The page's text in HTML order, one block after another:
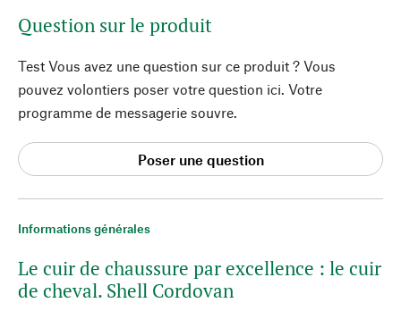
Informations générales
Le cuir de chaussure par excellence : le cuir
de cheval. Shell Cordovan
Question sur le produit
Test Vous avez une question sur ce produit ? Vous
pouvez volontiers poser votre question ici. Votre
programme de messagerie souvre.
Poser une question